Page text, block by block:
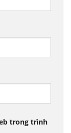
trong trình